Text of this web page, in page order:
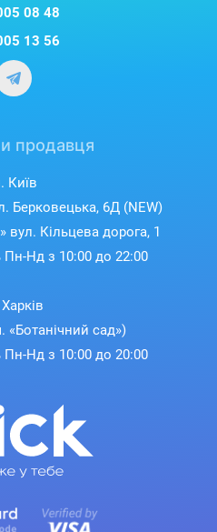
08 48
13 56
продавця
Київ
Берковецька, 6Д (NEW)
вул. Кільцева дорога, 1
Нд з 10:00 до 22:00
«Ботанічний сад»)
Нд з 10:00 до 20:00